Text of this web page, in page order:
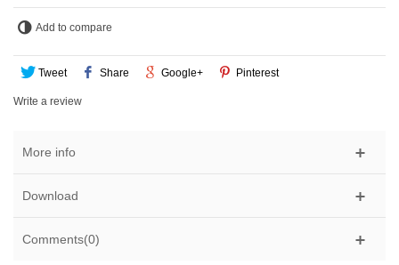
Add to compare
Tweet Share Google+ Pinterest
Write a review
More info
Download
Comments(0)